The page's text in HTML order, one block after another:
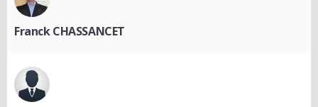
Franck CHASSANCET